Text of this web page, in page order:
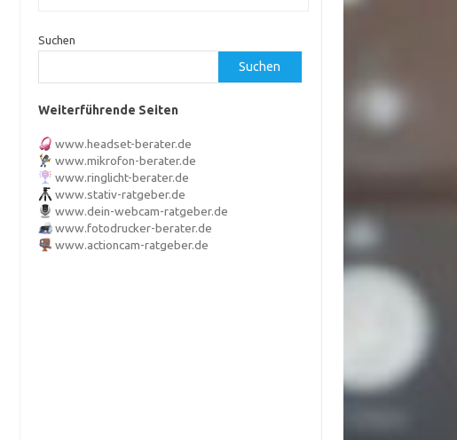
Suchen
Suchen
Weiterführende Seiten
www.headset-berater.de
www.mikrofon-berater.de
www.ringlicht-berater.de
www.stativ-ratgeber.de
www.dein-webcam-ratgeber.de
www.fotodrucker-berater.de
www.actioncam-ratgeber.de